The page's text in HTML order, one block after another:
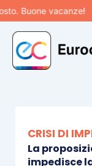
Vai
al
contenuto
vacanze!
CRISI DI
La
impedisce